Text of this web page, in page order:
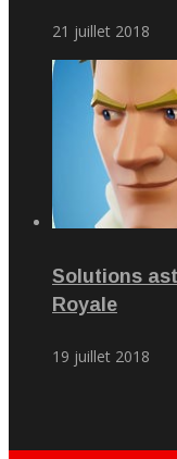
21 juillet 2018
Solutions
Royale
19 juillet 2018